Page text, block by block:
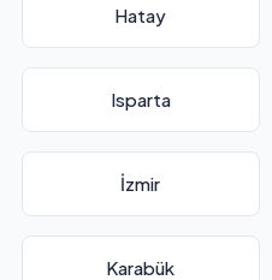
Hatay
Isparta
İzmir
Karabük